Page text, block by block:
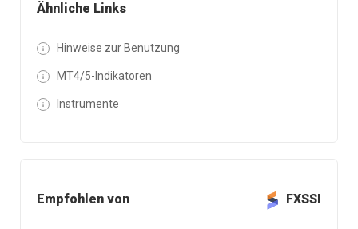
Ähnliche Links
Hinweise zur Benutzung
MT4/5-Indikatoren
Instrumente
Empfohlen von FXSSI